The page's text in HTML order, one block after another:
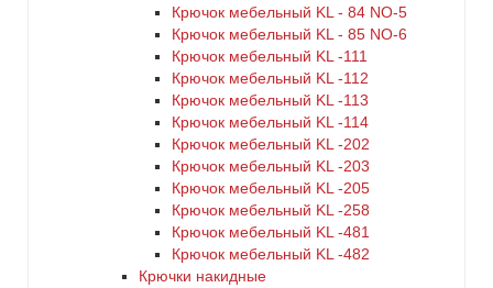
Крючок мебельный KL - 84 NO-5
Крючок мебельный KL - 85 NO-6
Крючок мебельный KL -111
Крючок мебельный KL -112
Крючок мебельный KL -113
Крючок мебельный KL -114
Крючок мебельный KL -202
Крючок мебельный KL -203
Крючок мебельный KL -205
Крючок мебельный KL -258
Крючок мебельный KL -481
Крючок мебельный KL -482
Крючки накидные